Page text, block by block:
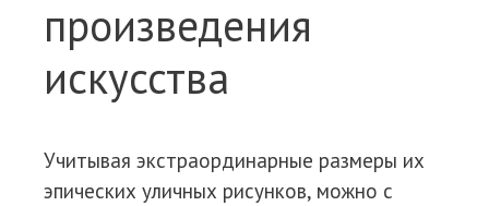
произведения
искусства
Учитывая экстраординарные размеры их
эпических уличных рисунков, можно с